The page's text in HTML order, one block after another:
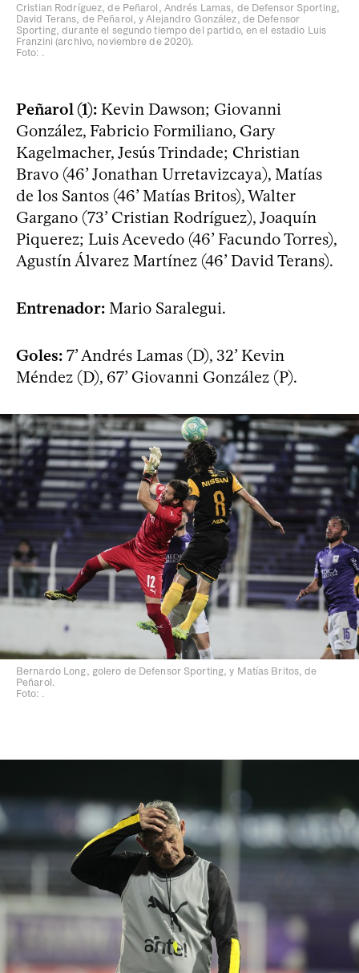
Cristian Rodríguez, de Peñarol, Andrés Lamas, de Defensor Sporting,
David Terans, de Peñarol, y Alejandro González, de Defensor
Sporting, durante el segundo tiempo del partido, en el estadio Luis
Franzini (archivo, noviembre de 2020).
Foto: .
Peñarol (1): Kevin Dawson; Giovanni
González, Fabricio Formiliano, Gary
Kagelmacher, Jesús Trindade; Christian
Bravo (46’ Jonathan Urretavizcaya), Matías
de los Santos (46’ Matías Britos), Walter
Gargano (73’ Cristian Rodríguez), Joaquín
Piquerez; Luis Acevedo (46’ Facundo Torres),
Agustín Álvarez Martínez (46’ David Terans).
Entrenador: Mario Saralegui.
Goles: 7’ Andrés Lamas (D), 32’ Kevin
Méndez (D), 67’ Giovanni González (P).
Bernardo Long, golero de Defensor Sporting, y Matías Britos, de
Peñarol.
Foto: .